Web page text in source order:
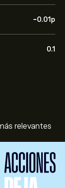
-0.01‎p‎
0.1
relevantes